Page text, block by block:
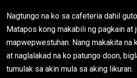
Nagtungo na ko sa cafeteria dahil
Matapos kong makabili ng pagkain at
mapwepwestuhan. Nang makakita na
at naglalakad na ko patungo doon,
tumulak sa akin mula sa aking likuran.